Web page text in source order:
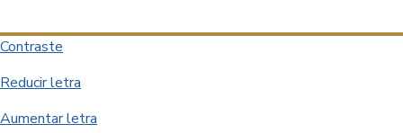
Contraste
Reducir letra
Aumentar letra